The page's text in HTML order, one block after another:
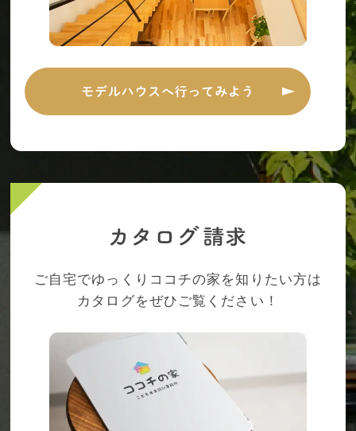
ご自宅でゆっくりココチの家を知りたい方は
カタログをぜひご覧ください！